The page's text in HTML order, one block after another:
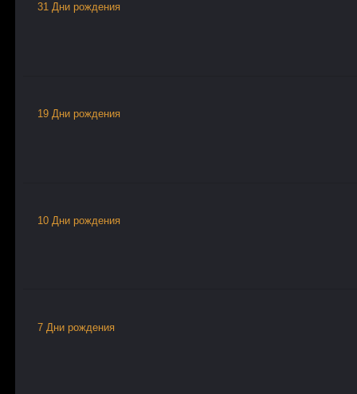
31 Дни рождения
19 Дни рождения
10 Дни рождения
7 Дни рождения